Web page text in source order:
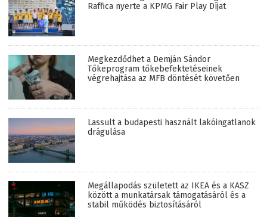
Raffica nyerte a KPMG Fair Play Díjat
Megkezdődhet a Demján Sándor
Tőkeprogram tőkebefektetéseinek
végrehajtása az MFB döntését követően
Lassult a budapesti használt lakóingatlanok
drágulása
Megállapodás született az IKEA és a KASZ
között a munkatársak támogatásáról és a
stabil működés biztosításáról